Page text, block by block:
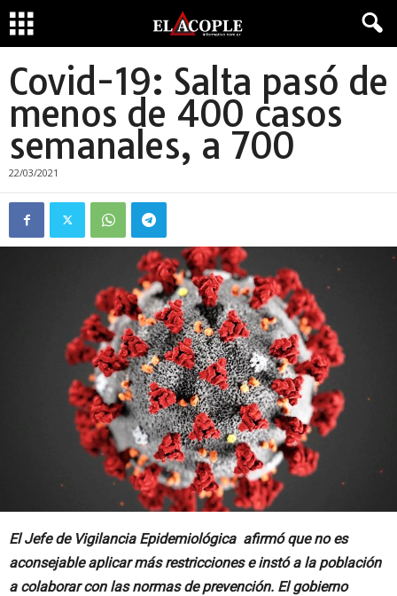
Covid-19: Salta pasó de
menos de 400 casos
semanales, a 700
22/03/2021
El Jefe de Vigilancia Epidemiológica afirmó que no es
aconsejable aplicar más restricciones e instó a la población
a colaborar con las normas de prevención. El gobierno